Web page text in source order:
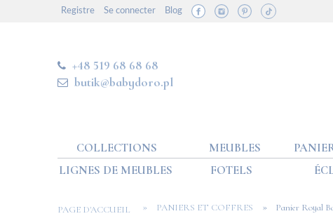
Registre Se connecter Blog
+48 519 68 68 68
butik@babydoro.pl
COLLECTIONS MEUBLES
LIGNES DE MEUBLES
FOTELS
PAGE D'ACCUEIL » PANIERS ET COFFRES » Panier Royal